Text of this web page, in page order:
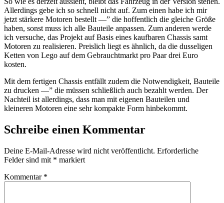
Allerdings gebe ich so schnell nicht auf. Zum einen habe ich mir
jetzt stärkere Motoren bestellt —” die hoffentlich die gleiche Größe
haben, sonst muss ich alle Bauteile anpassen. Zum anderen werde
ich versuche, das Projekt auf Basis eines kaufbaren Chassis samt
Motoren zu realisieren. Preislich liegt es ähnlich, da die dusseligen
Ketten von Lego auf dem Gebrauchtmarkt pro Paar drei Euro
kosten.
Mit dem fertigen Chassis entfällt zudem die Notwendigkeit, Bauteile
zu drucken —” die müssen schließlich auch bezahlt werden. Der
Nachteil ist allerdings, dass man mit eigenen Bauteilen und
kleineren Motoren eine sehr kompakte Form hinbekommt.
Schreibe einen Kommentar
Deine E-Mail-Adresse wird nicht veröffentlicht. Erforderliche
Felder sind mit * markiert
Kommentar *